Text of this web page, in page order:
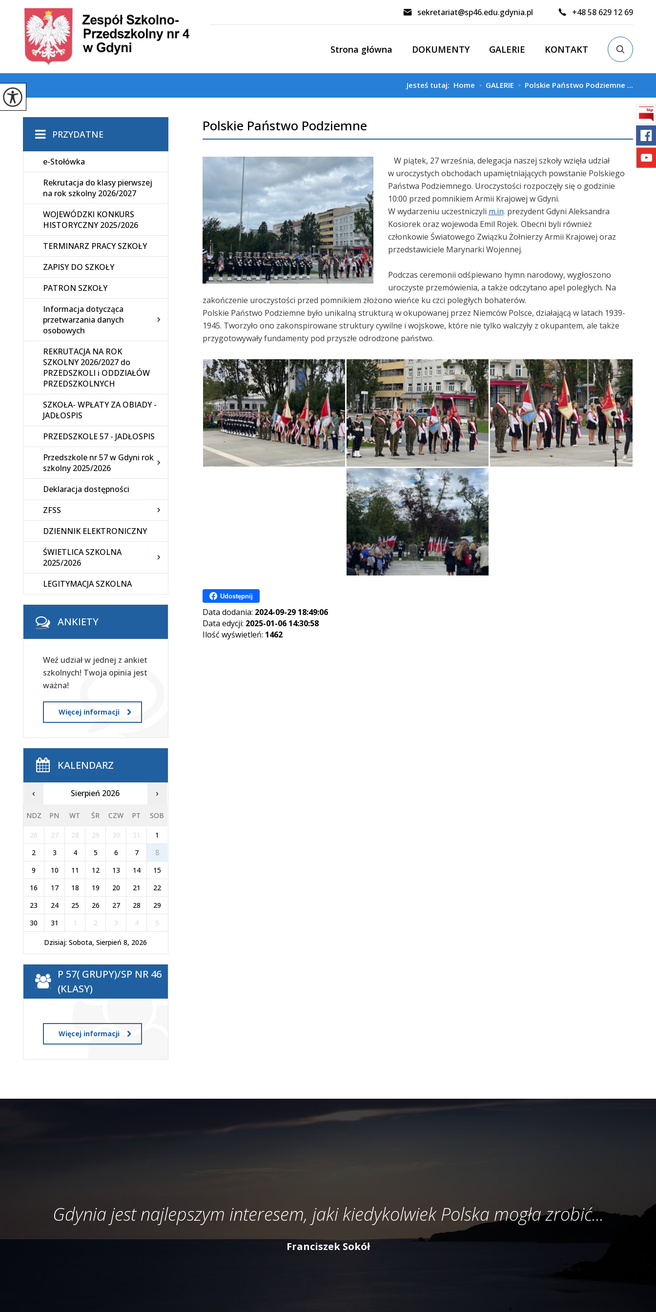
sekretariat@sp46.edu.gdynia.pl +48 58 629 12 69
Strona główna DOKUMENTY GALERIE KONTAKT
Jesteś tutaj: Home > GALERIE > Polskie Państwo Podziemne ...
Polskie Państwo Podziemne
W piątek, 27 września, delegacja naszej szkoły wzięła udział
w uroczystych obchodach upamiętniających powstanie Polskiego
Państwa Podziemnego. Uroczystości rozpoczęły się o godzinie
10:00 przed pomnikiem Armii Krajowej w Gdyni.
W wydarzeniu uczestniczyli m.in. prezydent Gdyni Aleksandra
Kosiorek oraz wojewoda Emil Rojek. Obecni byli również
członkowie Światowego Związku Żołnierzy Armii Krajowej oraz
przedstawiciele Marynarki Wojennej.
Podczas ceremonii odśpiewano hymn narodowy, wygłoszono
uroczyste przemówienia, a także odczytano apel poległych. Na
zakończenie uroczystości przed pomnikiem złożono wieńce ku czci poległych bohaterów.
Polskie Państwo Podziemne było unikalną strukturą w okupowanej przez Niemców Polsce, działającą w latach 1939-
1945. Tworzyło ono zakonspirowane struktury cywilne i wojskowe, które nie tylko walczyły z okupantem, ale także
przygotowywały fundamenty pod przyszłe odrodzone państwo.
Udostępnij
Data dodania: 2024-09-29 18:49:06
Data edycji: 2025-01-06 14:30:58
Ilość wyświetleń: 1462
PRZYDATNE
e-Stołówka
Rekrutacja do klasy pierwszej
na rok szkolny 2026/2027
WOJEWÓDZKI KONKURS
HISTORYCZNY 2025/2026
TERMINARZ PRACY SZKOŁY
ZAPISY DO SZKOŁY
PATRON SZKOŁY
Informacja dotycząca
przetwarzania danych
osobowych
REKRUTACJA NA ROK
SZKOLNY 2026/2027 do
PRZEDSZKOLI i ODDZIAŁÓW
PRZEDSZKOLNYCH
SZKOŁA- WPŁATY ZA OBIADY -
JADŁOSPIS
PRZEDSZKOLE 57 - JADŁOSPIS
Przedszkole nr 57 w Gdyni rok
szkolny 2025/2026
Deklaracja dostępności
ZFSS
DZIENNIK ELEKTRONICZNY
ŚWIETLICA SZKOLNA
2025/2026
LEGITYMACJA SZKOLNA
ANKIETY
Weź udział w jednej z ankiet
szkolnych! Twoja opinia jest
ważna!
Więcej informacji
KALENDARZ
‹ Sierpień 2026 ›
NDZ PN WT ŚR CZW PT SOB
26 27 28 29 30 31
1
2
3 4 5 6 7
8
9
10 11 12 13 14
15
16
17 18 19 20 21
22
23
24 25 26 27 28
29
30
31 1 2 3 4 5
Dzisiaj: Sobota, Sierpień 8, 2026
P 57( GRUPY)/SP NR 46
(KLASY)
Więcej informacji
Gdynia jest najlepszym interesem, jaki kiedykolwiek Polska mogła zrobić...
Franciszek Sokół